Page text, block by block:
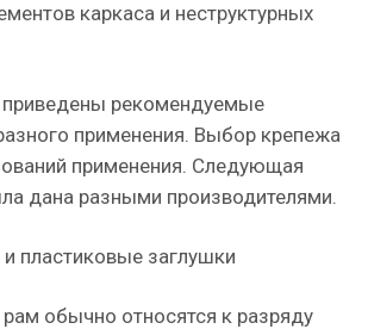
каркаса и неструктурных
приведены рекомендуемые
применения. Выбор крепежа
применения. Следующая
дана разными производителями.
пластиковые заглушки
обычно относятся к разряду